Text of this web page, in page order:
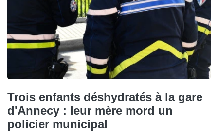
Trois enfants déshydratés à la gare
d'Annecy : leur mère mord un
policier municipal